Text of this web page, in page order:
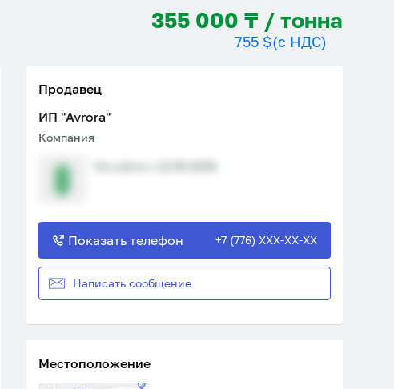
355 000 ₸ / тонна
755 $(с НДС)
Продавец
ИП "Avrora"
Компания
Показать телефон +7 (776) XXX-XX-XX
Написать сообщение
Местоположение